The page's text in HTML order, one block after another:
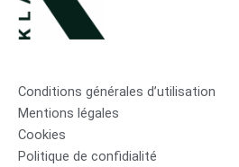
Conditions générales d’utilisation
Mentions légales
Cookies
Politique de confidialité